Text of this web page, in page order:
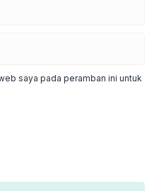
saya pada peramban ini untuk